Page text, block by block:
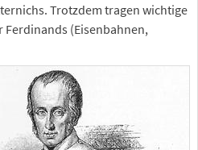
Trotzdem tragen wichtige
Ferdinands (Eisenbahnen,